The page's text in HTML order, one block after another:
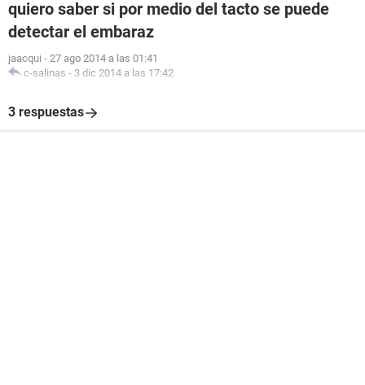
quiero saber si por medio del tacto se puede
detectar el embaraz
jaacqui - 27 ago 2014 a las 01:41
c-salinas - 3 dic 2014 a las 17:42
3 respuestas